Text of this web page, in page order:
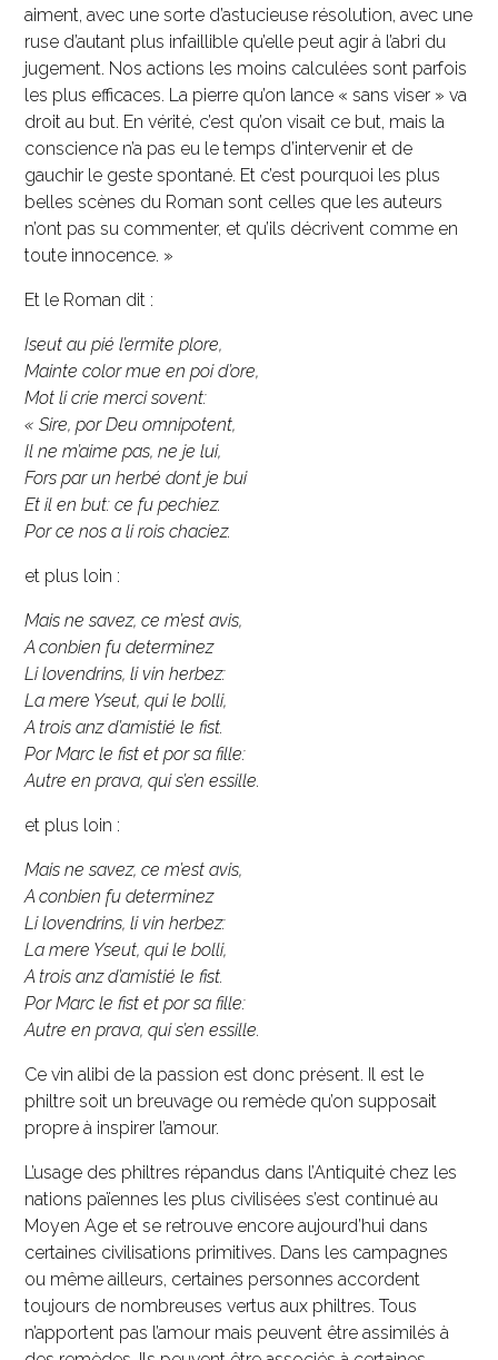
aiment, avec une sorte d’astucieuse résolution, avec une
ruse d’autant plus infaillible qu’elle peut agir à l’abri du
jugement. Nos actions les moins calculées sont parfois
les plus efficaces. La pierre qu’on lance « sans viser » va
droit au but. En vérité, c’est qu’on visait ce but, mais la
conscience n’a pas eu le temps d’intervenir et de
gauchir le geste spontané. Et c’est pourquoi les plus
belles scènes du Roman sont celles que les auteurs
n’ont pas su commenter, et qu’ils décrivent comme en
toute innocence. »
Et le Roman dit :
Iseut au pié l’ermite plore,
Mainte color mue en poi d’ore,
Mot li crie merci sovent:
« Sire, por Deu omnipotent,
Il ne m’aime pas, ne je lui,
Fors par un herbé dont je bui
Et il en but: ce fu pechiez.
Por ce nos a li rois chaciez.
et plus loin :
Mais ne savez, ce m’est avis,
A conbien fu determinez
Li lovendrins, li vin herbez:
La mere Yseut, qui le bolli,
A trois anz d’amistié le fist.
Por Marc le fist et por sa fille:
Autre en prava, qui s’en essille.
et plus loin :
Mais ne savez, ce m’est avis,
A conbien fu determinez
Li lovendrins, li vin herbez:
La mere Yseut, qui le bolli,
A trois anz d’amistié le fist.
Por Marc le fist et por sa fille:
Autre en prava, qui s’en essille.
Ce vin alibi de la passion est donc présent. Il est le
philtre soit un breuvage ou remède qu’on supposait
propre à inspirer l’amour.
L’usage des philtres répandus dans l’Antiquité chez les
nations païennes les plus civilisées s’est continué au
Moyen Age et se retrouve encore aujourd’hui dans
certaines civilisations primitives. Dans les campagnes
ou même ailleurs, certaines personnes accordent
toujours de nombreuses vertus aux philtres. Tous
n’apportent pas l’amour mais peuvent être assimilés à